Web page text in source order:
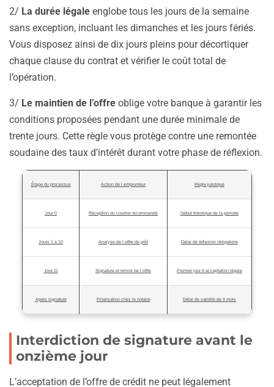
2/ La durée légale englobe tous les jours de la semaine
sans exception, incluant les dimanches et les jours fériés.
Vous disposez ainsi de dix jours pleins pour décortiquer
chaque clause du contrat et vérifier le coût total de
l’opération.
3/ Le maintien de l’offre oblige votre banque à garantir les
conditions proposées pendant une durée minimale de
trente jours. Cette règle vous protège contre une remontée
soudaine des taux d’intérêt durant votre phase de réflexion.
Étape du processus Action de l emprunteur Règle juridique
Jour 0 Réception du courrier recommandé Début théorique de la période
Jours 1 à 10 Analyse de l offre de prêt Délai de réflexion obligatoire
Jour 11 Signature et renvoi de l offre Premier jour d acceptation légale
Après signature Finalisation chez le notaire Délai de validité de 4 mois
Interdiction de signature avant le
onzième jour
L’acceptation de l’offre de crédit ne peut légalement